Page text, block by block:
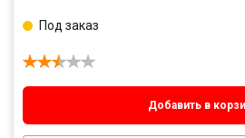
Добавить в
Под заказ